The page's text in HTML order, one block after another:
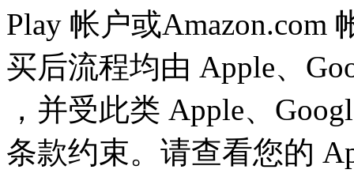
Play 帐户或Amazon.com
买后流程均由 Apple、
，并受此类 Apple、
条款约束。请查看您的